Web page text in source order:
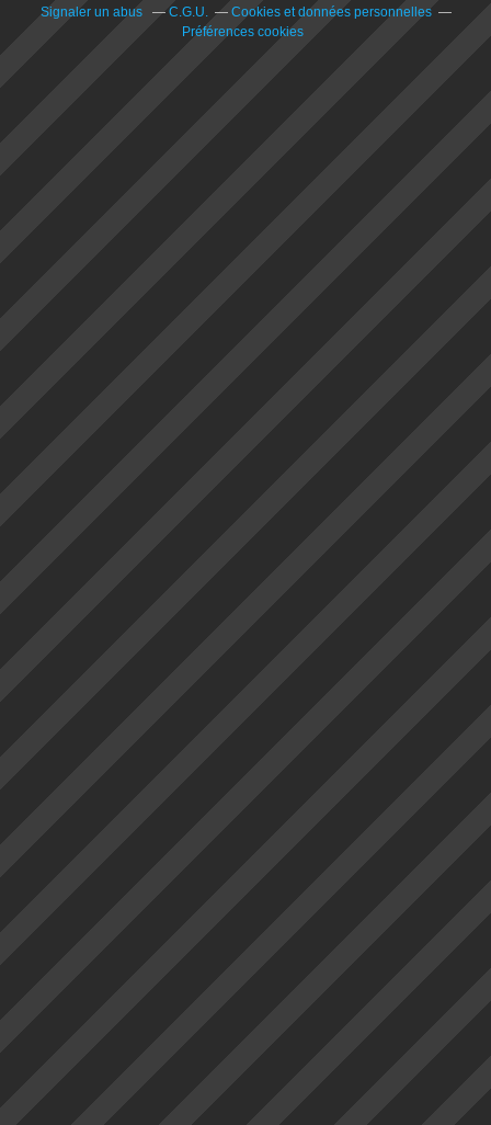
Signaler un abus C.G.U.
Cookies et données personnelles
Préférences cookies